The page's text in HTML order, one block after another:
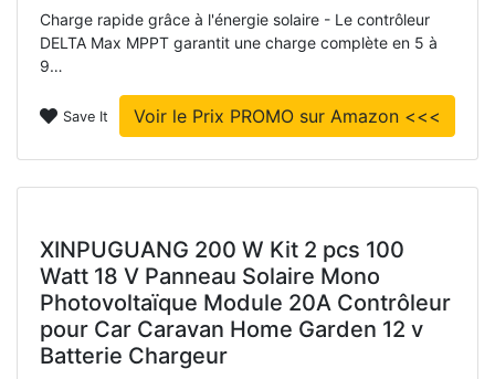
Charge rapide grâce à l'énergie solaire - Le contrôleur
DELTA Max MPPT garantit une charge complète en 5 à
9…
Save It Voir le Prix PROMO sur Amazon <<<
XINPUGUANG 200 W Kit 2 pcs 100
Watt 18 V Panneau Solaire Mono
Photovoltaïque Module 20A Contrôleur
pour Car Caravan Home Garden 12 v
Batterie Chargeur